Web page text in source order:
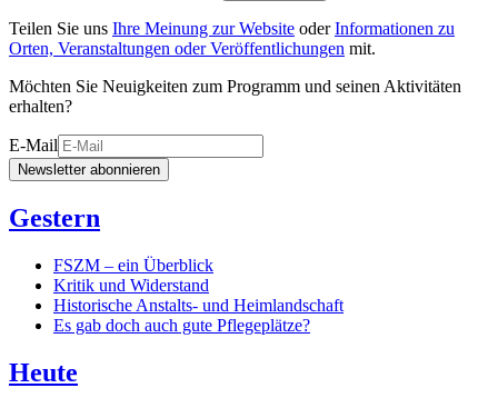
Teilen Sie uns Ihre Meinung zur Website oderInformationen zu
Orten, Veranstaltungen oder Veröffentlichungen mit.
Möchten Sie Neuigkeiten zum Programm und seinen Aktivitäten
erhalten?
E-Mail
Newsletter abonnieren
Gestern
FSZM – ein Überblick
Kritik und Widerstand
Historische Anstalts- und Heimlandschaft
Es gab doch auch gute Pflegeplätze?
Heute